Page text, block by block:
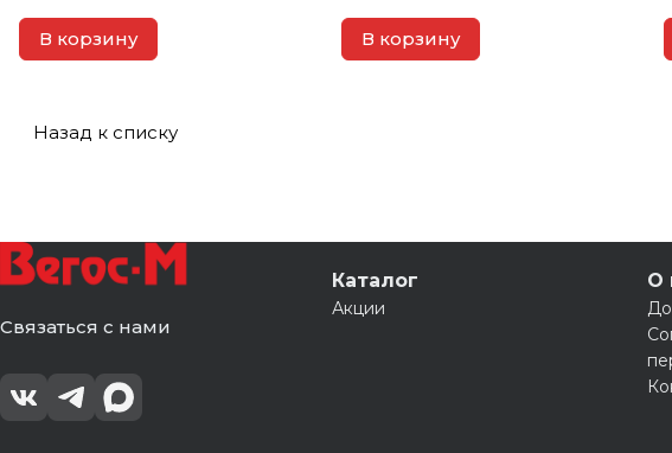
В корзину В корзину
Назад к списку
Связаться с нами
Каталог
Акции
О